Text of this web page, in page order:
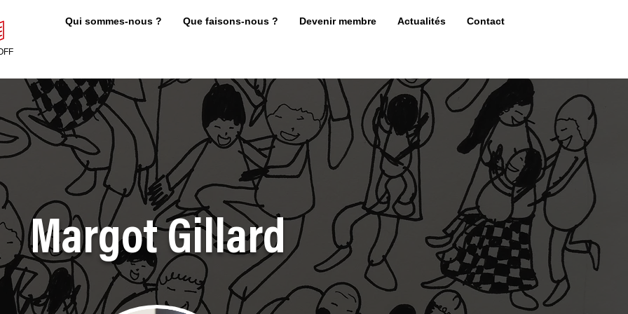
Qui sommes-nous ? Que faisons-nous ? Devenir membre Actualités Contact
Margot Gillard